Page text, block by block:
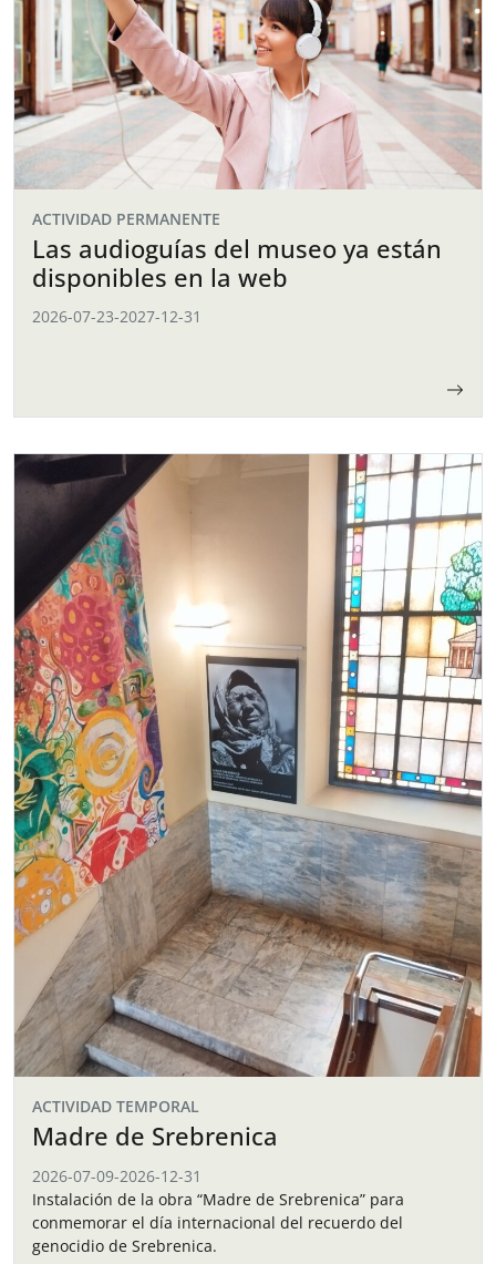
ACTIVIDAD PERMANENTE
Las audioguías del museo ya están
disponibles en la web
2026-07-23-2027-12-31
ACTIVIDAD TEMPORAL
Madre de Srebrenica
2026-07-09-2026-12-31
Instalación de la obra “Madre de Srebrenica” para
conmemorar el día internacional del recuerdo del
genocidio de Srebrenica.